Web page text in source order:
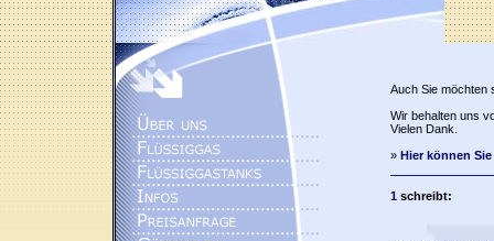
Auch Sie möchten
Wir behalten uns
Vielen Dank.
» Hier können
1schreibt: